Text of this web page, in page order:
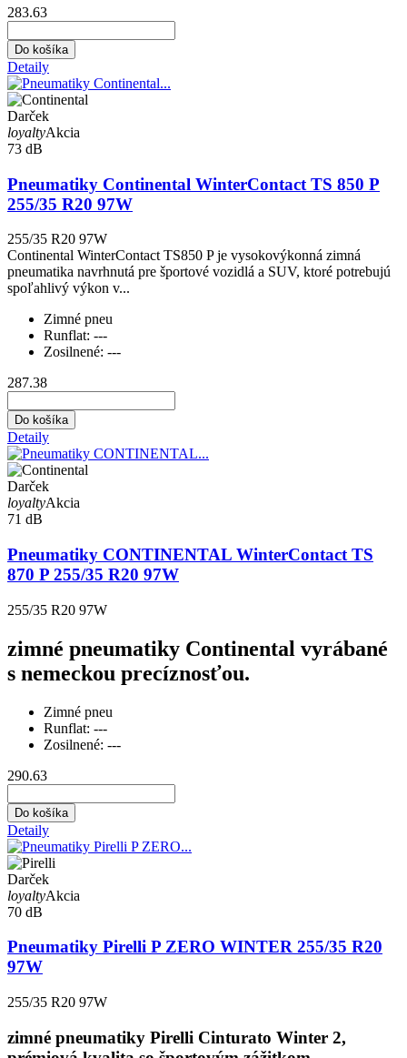
283.63
Do košíka
Detaily
Darček
loyaltyAkcia
73 dB
Pneumatiky Continental WinterContact TS 850 P
255/35 R20 97W
255/35 R20 97W
Continental WinterContact TS850 P je vysokovýkonná zimná
pneumatika navrhnutá pre športové vozidlá a SUV, ktoré potrebujú
spoľahlivý výkon v...
Zimné pneu
Runflat: ---
Zosilnené: ---
287.38
Do košíka
Detaily
Darček
loyaltyAkcia
71 dB
Pneumatiky CONTINENTAL WinterContact TS
870 P 255/35 R20 97W
255/35 R20 97W
zimné pneumatiky Continental vyrábané
s nemeckou precíznosťou.
Zimné pneu
Runflat: ---
Zosilnené: ---
290.63
Do košíka
Detaily
Darček
loyaltyAkcia
70 dB
Pneumatiky Pirelli P ZERO WINTER 255/35 R20
97W
255/35 R20 97W
zimné pneumatiky Pirelli Cinturato Winter 2,